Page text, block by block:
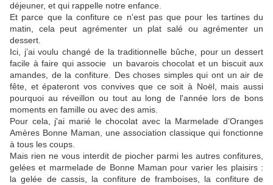
déjeuner, et qui rappelle notre enfance.
Et parce que la confiture ce n'est pas que pour les tartines du
matin, cela peut agrémenter un plat salé ou agrémenter un
dessert.
Ici, j’ai voulu changé de la traditionnelle bûche, pour un dessert
facile à faire qui associe un bavarois chocolat et un biscuit aux
amandes, de la confiture. Des choses simples qui ont un air de
fête, et épateront vos convives que ce soit à Noël, mais aussi
pourquoi au réveillon ou tout au long de l'année lors de bons
moments en famille ou avec des amis.
Pour cela, j'ai marié le chocolat avec la Marmelade d’Oranges
Amères Bonne Maman, une association classique qui fonctionne
à tous les coups.
Mais rien ne vous interdit de piocher parmi les autres confitures,
gelées et marmelade de Bonne Maman pour varier les plaisirs :
la gelée de cassis, la confiture de framboises, la confiture de